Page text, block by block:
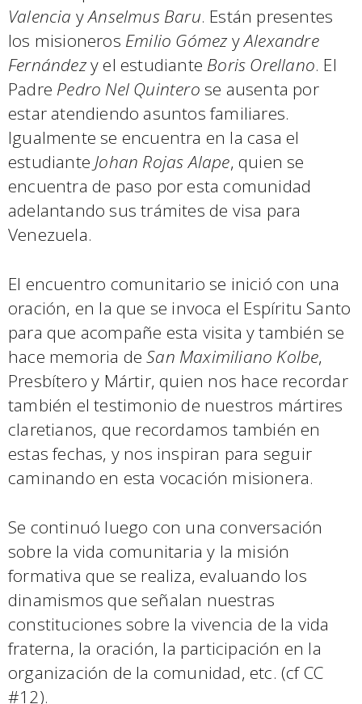
Valencia yAnselmus Baru. Están presentes
los misioneros Emilio Gómez yAlexandre
Fernándezy el estudiante Boris Orellano. El
Padre Pedro Nel Quintero se ausenta por
estar atendiendo asuntos familiares.
Igualmente se encuentra en la casa el
estudiante Johan Rojas Alape, quien se
encuentra de paso por esta comunidad
adelantando sus trámites de visa para
Venezuela.
El encuentro comunitario se inició con una
oración, en la que se invoca el Espíritu Santo
para que acompañe esta visita y también se
hace memoria deSan Maximiliano Kolbe,
Presbítero y Mártir, quien nos hace recordar
también el testimonio de nuestros mártires
claretianos, que recordamos también en
estas fechas, y nos inspiran para seguir
caminando en esta vocación misionera.
Se continuó luego con una conversación
sobre la vida comunitaria y la misión
formativa que se realiza, evaluando los
dinamismos que señalan nuestras
constituciones sobre la vivencia de la vida
fraterna, la oración, la participación en la
organización de la comunidad, etc. (cf CC
#12).